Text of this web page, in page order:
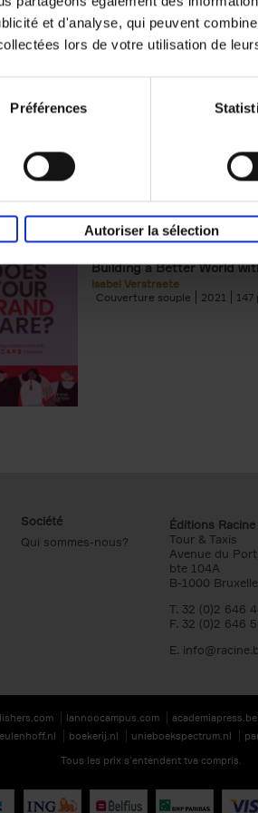
et d'analyse, qui peuvent
lors de votre utilisation de
Préférences
Autoriser la sélection
Building Bonds =
Does Your Brand
Building a Better World
Isabel Verstraete
Couverture souple
2021 147
Société
Qui sommes-nous?
Éditions Racine
Tour & Taxis
Avenue du
bte 104A
B-1000
T. 32 (0)2 646
F. 32 (0)2 646
E.
lannoocampus.com academiapress.be
boekerij.nl unieboekspectrum.nl
Tous les prix s’entendent tva compris.